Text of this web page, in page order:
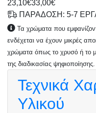
23,10€33,00€
ΠΑΡΑΔΟΣΗ: 5-7
Τα χρώματα που
ενδέχεται να έχουν μικρές
χρώματα όπως το χρυσό ή το
της διαδικασίας ψηφιοποίησης.
Τεχνικά
Υλικού